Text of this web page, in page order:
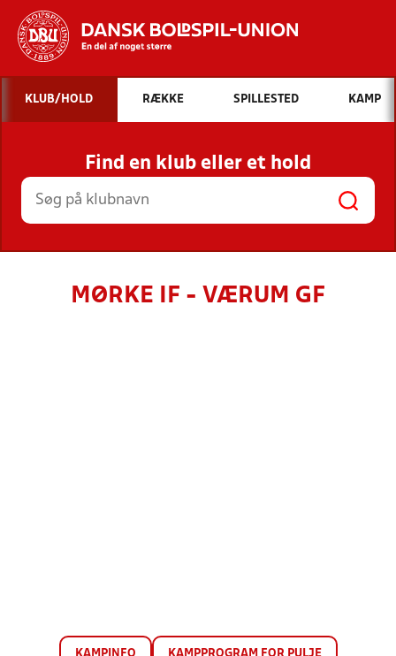
Hvad vil du søge efter?
INDHOLD OG NYHEDER
STILLINGER, RESULTATER, KLUBBER OG
HOLD
KLUB/HOLD RÆKKE SPILLESTED KAMP
Find en klub eller et hold
MØRKE IF - VÆRUM GF